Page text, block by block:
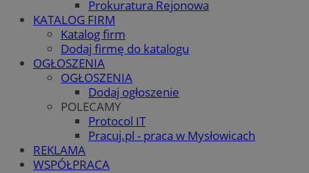
Prokuratura Rejonowa
KATALOG FIRM
Katalog firm
Dodaj firmę do katalogu
OGŁOSZENIA
OGŁOSZENIA
Dodaj ogłoszenie
POLECAMY
Protocol IT
Pracuj.pl - praca w Mysłowicach
REKLAMA
WSPÓŁPRACA